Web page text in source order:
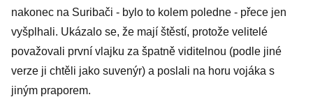
nakonec na Suribači - bylo to kolem poledne - přece jen
vyšplhali. Ukázalo se, že mají štěstí, protože velitelé
považovali první vlajku za špatně viditelnou (podle jiné
verze ji chtěli jako suvenýr) a poslali na horu vojáka s
jiným praporem.